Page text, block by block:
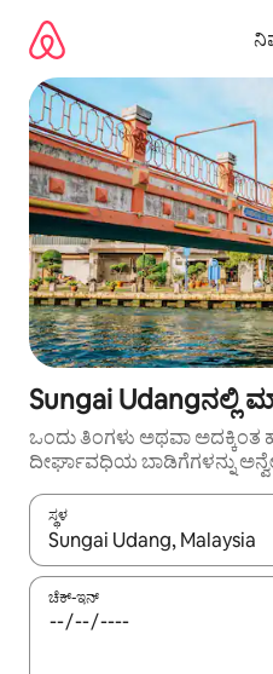
ಹೋಗಿ
Sungai Udangನಲ್ಲಿ
ಒಂದು ತಿಂಗಳು ಅಥವಾ
ದೀರ್ಘಾವಧಿಯ ಬಾಡಿಗೆಗಳನ್ನು
ಸ್ಥಳ
ಫಲಿತಾಂಶಗಳು ಲಭ್ಯವಿರುವಾಗ,
ಚೆಕ್-ಇನ್